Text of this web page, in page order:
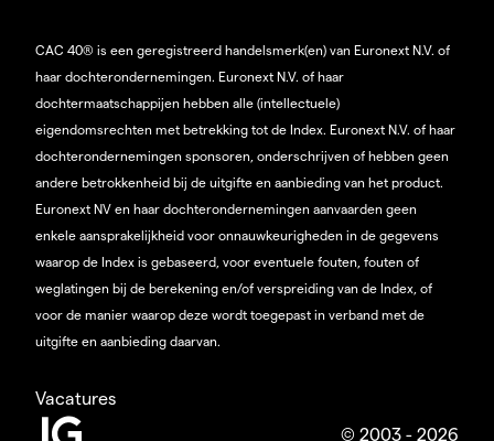
CAC 40® is een geregistreerd handelsmerk(en) van Euronext N.V. of
haar dochterondernemingen. Euronext N.V. of haar
dochtermaatschappijen hebben alle (intellectuele)
eigendomsrechten met betrekking tot de Index. Euronext N.V. of haar
dochterondernemingen sponsoren, onderschrijven of hebben geen
andere betrokkenheid bij de uitgifte en aanbieding van het product.
Euronext NV en haar dochterondernemingen aanvaarden geen
enkele aansprakelijkheid voor onnauwkeurigheden in de gegevens
waarop de Index is gebaseerd, voor eventuele fouten, fouten of
weglatingen bij de berekening en/of verspreiding van de Index, of
voor de manier waarop deze wordt toegepast in verband met de
uitgifte en aanbieding daarvan.
Vacatures
© 2003 - 2026